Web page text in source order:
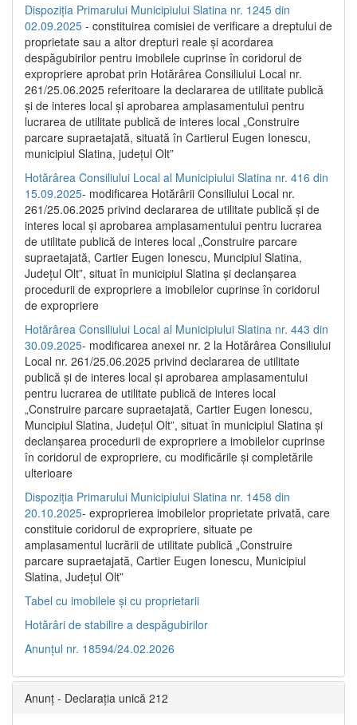
Dispoziția Primarului Municipiului Slatina nr. 1245 din
02.09.2025 - constituirea comisiei de verificare a dreptului de
proprietate sau a altor drepturi reale și acordarea
despăgubirilor pentru imobilele cuprinse în coridorul de
expropriere aprobat prin Hotărârea Consiliului Local nr.
261/25.06.2025 referitoare la declararea de utilitate publică
și de interes local și aprobarea amplasamentului pentru
lucrarea de utilitate publică de interes local „Construire
parcare supraetajată, situată în Cartierul Eugen Ionescu,
municipiul Slatina, județul Olt”
Hotărârea Consiliului Local al Municipiului Slatina nr. 416 din
15.09.2025- modificarea Hotărârii Consiliului Local nr.
261/25.06.2025 privind declararea de utilitate publică și de
interes local și aprobarea amplasamentului pentru lucrarea
de utilitate publică de interes local „Construire parcare
supraetajată, Cartier Eugen Ionescu, Muncipiul Slatina,
Județul Olt”, situat în municipiul Slatina și declanșarea
procedurii de expropriere a imobilelor cuprinse în coridorul
de expropriere
Hotărârea Consiliului Local al Municipiului Slatina nr. 443 din
30.09.2025- modificarea anexei nr. 2 la Hotărârea Consiliului
Local nr. 261/25.06.2025 privind declararea de utilitate
publică şi de interes local şi aprobarea amplasamentului
pentru lucrarea de utilitate publică de interes local
„Construire parcare supraetajată, Cartier Eugen Ionescu,
Muncipiul Slatina, Judeţul Olt”, situat în municipiul Slatina şi
declanşarea procedurii de expropriere a imobilelor cuprinse
în coridorul de expropriere, cu modificările şi completările
ulterioare
Dispoziția Primarului Municipiului Slatina nr. 1458 din
20.10.2025- exproprierea imobilelor proprietate privată, care
constituie coridorul de expropriere, situate pe
amplasamentul lucrării de utilitate publică „Construire
parcare supraetajată, Cartier Eugen Ionescu, Municipiul
Slatina, Județul Olt”
Tabel cu imobilele și cu proprietarii
Hotărâri de stabilire a despăgubirilor
Anunțul nr. 18594/24.02.2026
Anunț - Declarația unică 212